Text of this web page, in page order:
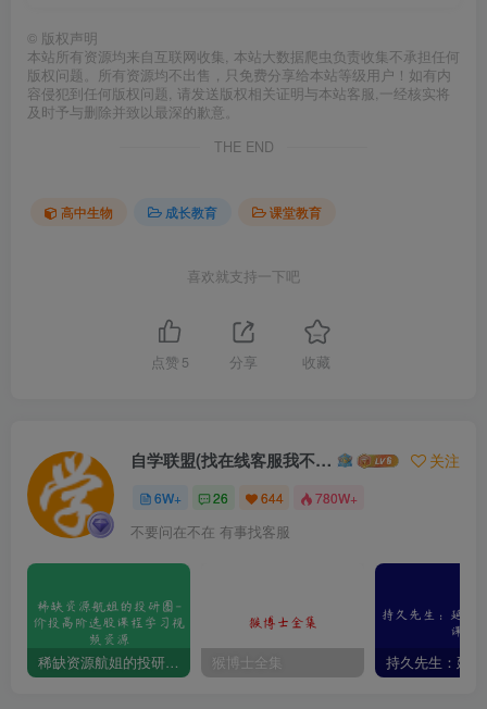
© 版权声明
本站所有资源均来自互联网收集, 本站大数据爬虫负责收集不承担任何
版权问题。所有资源均不出售，只免费分享给本站等级用户！如有内
容侵犯到任何版权问题, 请发送版权相关证明与本站客服,一经核实将
及时予与删除并致以最深的歉意。
THE END
高中生物 成长教育 课堂教育
喜欢就支持一下吧
点赞 5 分享 收藏
自学联盟(找在线客服我不回信息的) 关注
6W+ 26 644 780W+
不要问在不在 有事找客服
稀缺资源航姐的投研圈-价投高阶选股课程学习视频资源 猴博士全集